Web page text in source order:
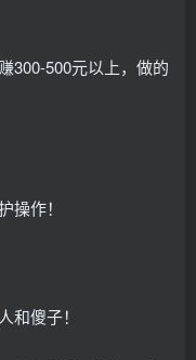
300-500元以上，做的
操作！
和傻子！